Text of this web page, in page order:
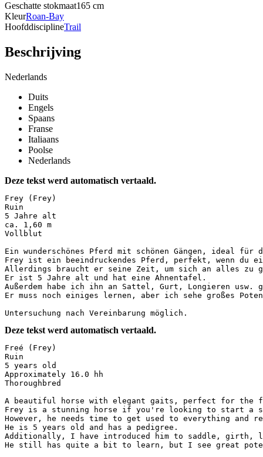
Geschatte stokmaat165 cm
KleurRoan-Bay
HoofddisciplineTrail
Beschrijving
Nederlands
Duits
Engels
Spaans
Franse
Italiaans
Poolse
Nederlands
Deze tekst werd automatisch vertaald.
Frey (Frey)
Ruin
5 Jahre alt
ca. 1,60 m
Vollblut
Ein wunderschönes Pferd mit schönen Gängen, ideal
Frey ist ein beeindruckendes Pferd, perfekt, wenn
Allerdings braucht er seine Zeit, um sich an alles zu
Er ist 5 Jahre alt und hat eine Ahnentafel.
Außerdem habe ich ihn an Sattel, Gurt, Longieren
Er muss noch einiges lernen, aber ich sehe großes
Untersuchung nach Vereinbarung möglich.
Deze tekst werd automatisch vertaald.
Freé (Frey)
Ruin
5 years old
Approximately 16.0 hh
Thoroughbred
A beautiful horse with elegant gaits, perfect for
Frey is a stunning horse if you're looking to start
However, he needs time to get used to everything
He is 5 years old and has a pedigree.
Additionally, I have introduced him to saddle, girth,
He still has quite a bit to learn, but I see great